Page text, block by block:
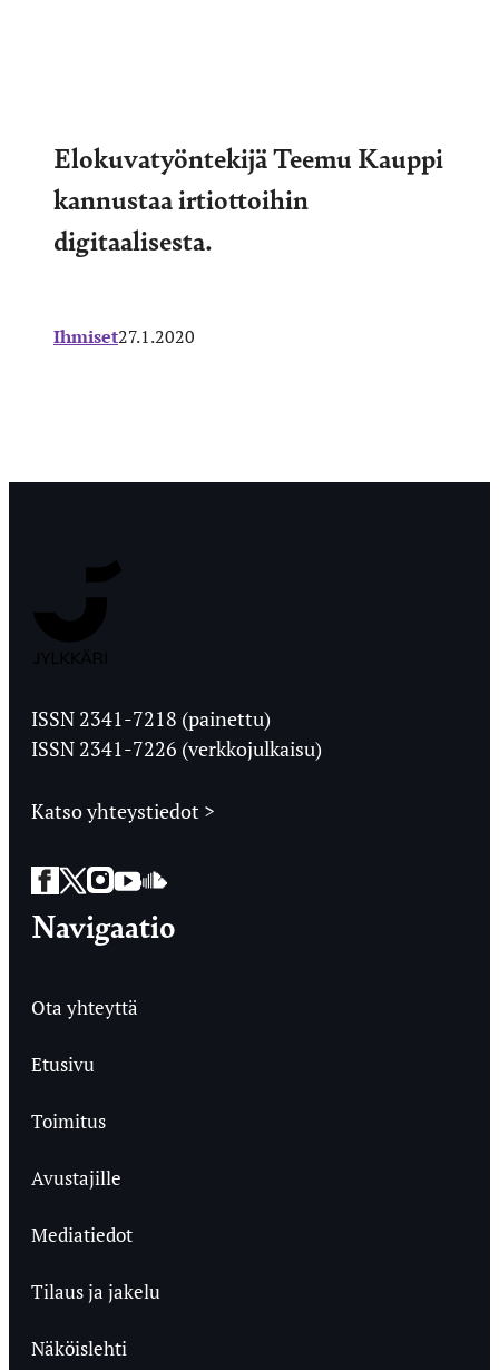
Elokuvatyöntekijä Teemu Kauppi
kannustaa irtiottoihin
digitaalisesta.
Ihmiset27.1.2020
Ylioppilaslehti
ISSN 2341-7218 (painettu)
ISSN 2341-7226 (verkkojulkaisu)
Katso yhteystiedot >
Facebook
Twitter
Instagram
YouTube
SoundCloud
Navigaatio
Ota yhteyttä
Etusivu
Toimitus
Avustajille
Mediatiedot
Tilaus ja jakelu
Näköislehti